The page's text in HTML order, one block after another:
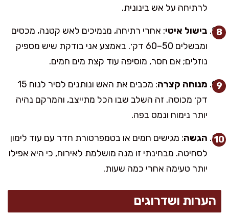
לרתיחה על אש בינונית.
בישול איטי: אחרי רתיחה, מנמיכים לאש קטנה, מכסים
ומבשלים 50–60 דק׳. באמצע אני בודקת שיש מספיק
נוזלים; אם חסר, מוסיפה עוד קצת מים חמים.
מנוחה קצרה
: מכבים את האש ונותנים לסיר לנוח 15
דק׳ מכוסה. זה השלב שבו הכל מתייצב, והמרקם נהיה
יותר נימוח ונמס בפה.
הגשה: מגישים חמים או בטמפרטורת חדר עם עוד לימון
לסחיטה. מבחינתי זו מנה מושלמת לאירוח, כי היא אפילו
יותר טעימה אחרי כמה שעות.
הערות ושדרוגים